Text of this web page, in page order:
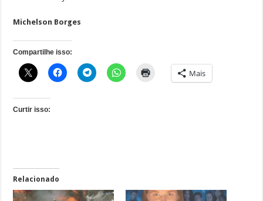
Michelson Borges
Compartilhe isso:
Mais
Curtir isso:
Relacionado